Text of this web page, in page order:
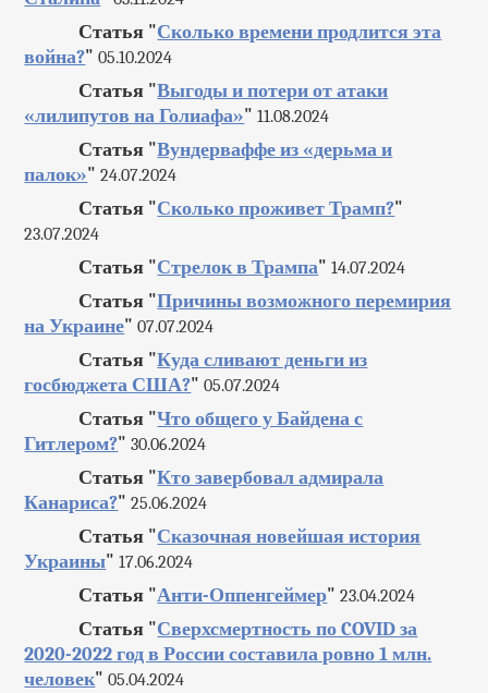
Статья "Сколько времени продлится эта
война?" 05.10.2024
Статья "Выгоды и потери от атаки
«лилипутов на Голиафа»" 11.08.2024
Статья "Вундерваффе из «дерьма и
палок»" 24.07.2024
Статья "Сколько проживет Трамп?"
23.07.2024
Статья "Стрелок в Трампа" 14.07.2024
Статья "Причины возможного перемирия
на Украине" 07.07.2024
Статья "Куда сливают деньги из
госбюджета США?" 05.07.2024
Статья "Что общего у Байдена с
Гитлером?" 30.06.2024
Статья "Кто завербовал адмирала
Канариса?" 25.06.2024
Статья "Сказочная новейшая история
Украины" 17.06.2024
Статья "Анти-Оппенгеймер" 23.04.2024
Статья "Сверхсмертность по COVID за
2020-2022 год в России составила ровно 1 млн.
человек" 05.04.2024